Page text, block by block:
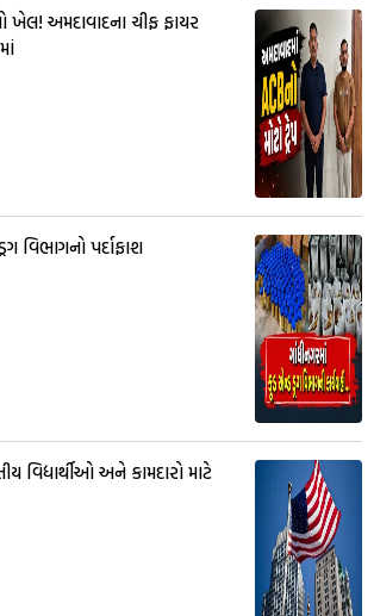
ખેલ! અમદાવાદના ચીફ ફાયર
વિભાગનો પર્દાફાશ
વિદ્યાર્થીઓ અને કામદારો માટે